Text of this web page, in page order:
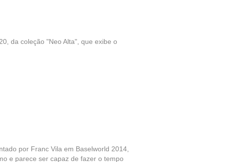
da coleção "Neo Alta", que exibe o
por Franc Vila em Baselworld 2014,
e parece ser capaz de fazer o tempo